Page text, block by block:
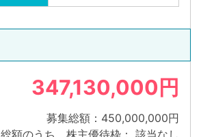
347,130,000円
募集総額：450,000,000円
総額のうち、株主優待枠： 該当なし